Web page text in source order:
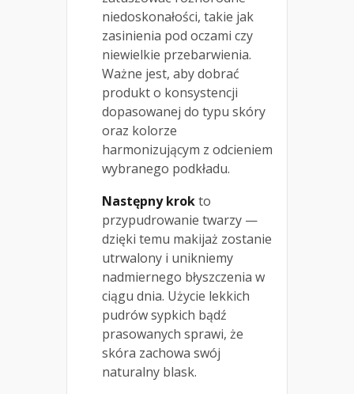
niedoskonałości, takie jak
zasinienia pod oczami czy
niewielkie przebarwienia.
Ważne jest, aby dobrać
produkt o konsystencji
dopasowanej do typu skóry
oraz kolorze
harmonizującym z odcieniem
wybranego podkładu.
Następny krokto
przypudrowanie twarzy —
dzięki temu makijaż zostanie
utrwalony i unikniemy
nadmiernego błyszczenia w
ciągu dnia. Użycie lekkich
pudrów sypkich bądź
prasowanych sprawi, że
skóra zachowa swój
naturalny blask.